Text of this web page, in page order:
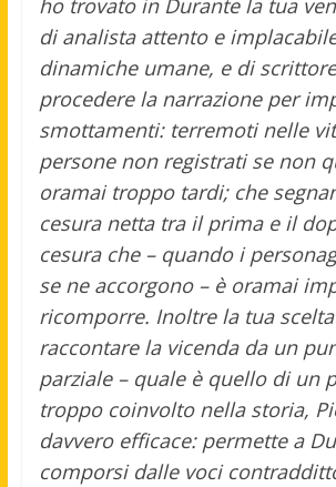
ho trovato in Durante la tua
di analista attento e
dinamiche umane, e di
procedere la narrazione per
smottamenti: terremoti nelle
persone non registrati se non
oramai troppo tardi; che
cesura netta tra il prima e il
cesura che – quando i
se ne accorgono – è oramai
ricomporre. Inoltre la tua
raccontare la vicenda da un
parziale – quale è quello di un
troppo coinvolto nella storia,
davvero efficace: permette a
comporsi dalle voci